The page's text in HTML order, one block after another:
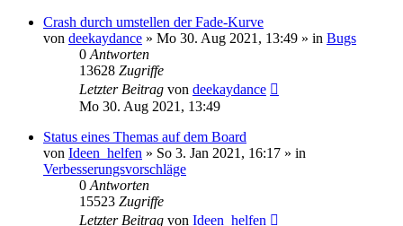
Crash durch umstellen der Fade-Kurve
von deekaydance » Mo 30. Aug 2021, 13:49 » in Bugs
0 Antworten
13628 Zugriffe
Letzter Beitrag von deekaydance
Mo 30. Aug 2021, 13:49
Status eines Themas auf dem Board
von Ideen_helfen » So 3. Jan 2021, 16:17 » in
Verbesserungsvorschläge
0 Antworten
15523 Zugriffe
Letzter Beitrag von Ideen_helfen